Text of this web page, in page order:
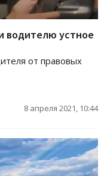
водителю устное
от правовых
8 апреля 2021, 10:44